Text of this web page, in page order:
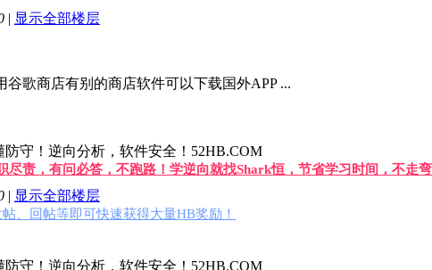
| 显示全部楼层
谷歌商店有别的商店软件可以下载国外APP ...
守！逆向分析，软件安全！52HB.COM
责，有问必答，不跑路！学逆向就找Shark恒，节省学习时间，不走弯
| 显示全部楼层
、回帖等即可快速获得大量HB奖励！
守！逆向分析，软件安全！52HB.COM